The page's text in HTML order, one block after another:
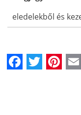
eledelekből és